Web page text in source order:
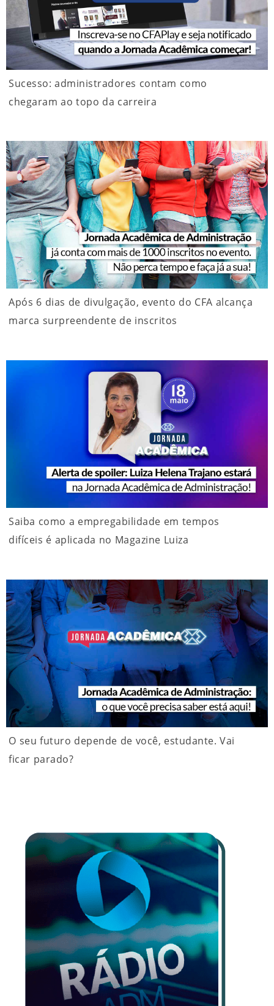
Sucesso: administradores contam como
chegaram ao topo da carreira
Após 6 dias de divulgação, evento do CFA alcança
marca surpreendente de inscritos
Saiba como a empregabilidade em tempos
difíceis é aplicada no Magazine Luiza
O seu futuro depende de você, estudante. Vai
ficar parado?